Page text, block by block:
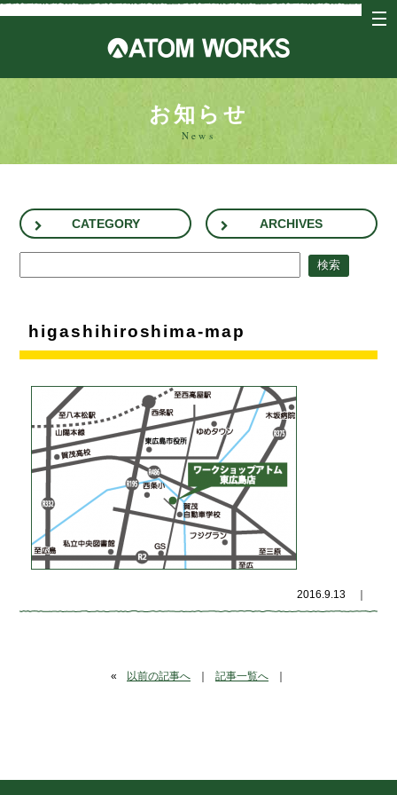
お知らせ
News
CATEGORY ARCHIVES
higashihiroshima-map
2016.9.13｜
« 以前の記事へ 記事一覧へ